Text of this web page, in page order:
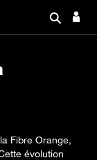
Fibre Orange,
évolution